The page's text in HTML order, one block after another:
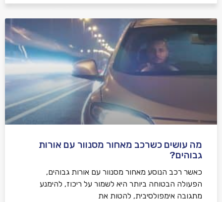
מה עושים כשרכב מאחור מסנוור עם אורות
גבוהים?
כאשר רכב הנוסע מאחור מסנוור עם אורות גבוהים,
הפעולה הבטוחה ביותר היא לשמור על ריכוז, להימנע
מתגובה אימפולסיבית, להטות את